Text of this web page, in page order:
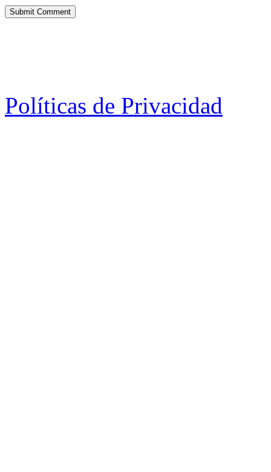
Políticas de Privacidad